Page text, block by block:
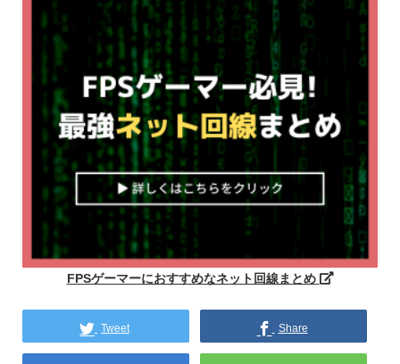
FPSゲーマーにおすすめなネット回線まとめ
Tweet Share